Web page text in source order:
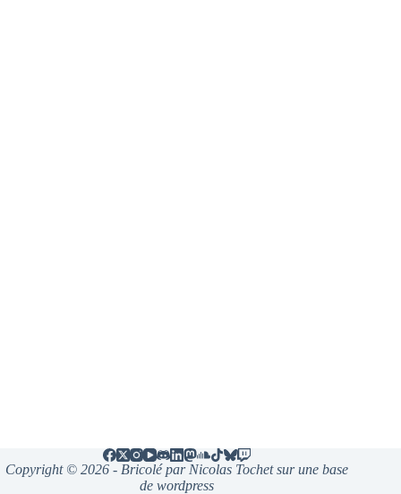
Copyright © 2026 - Bricolé par Nicolas Tochet sur une base
de wordpress